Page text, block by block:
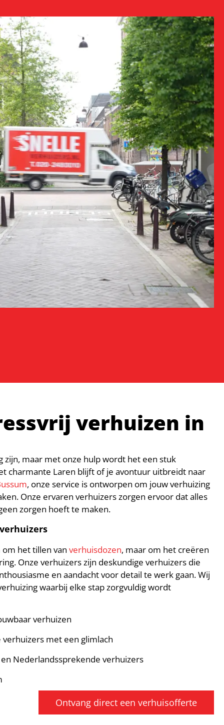
verhuizen in
zijn, maar met onze hulp wordt het een stuk
charmante Laren blijft of je avontuur uitbreidt naar
, onze service is ontworpen om jouw verhuizing
Onze ervaren verhuizers zorgen ervoor dat alles
zorgen hoeft te maken.
het tillen van verhuisdozen, maar om het creëren
Onze verhuizers zijn deskundige verhuizers die
en aandacht voor detail te werk gaan. Wij
waarbij elke stap zorgvuldig wordt
verhuizen
met een glimlach
Nederlandssprekende verhuizers
Ontvang direct een verhuisofferte